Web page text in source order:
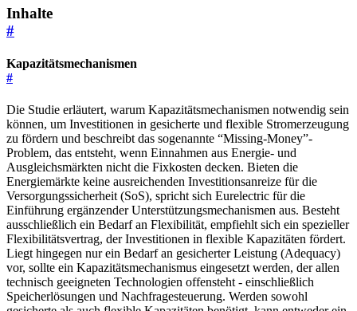
Inhalte
#
Kapazitätsmechanismen
#
Die Studie erläutert, warum Kapazitätsmechanismen notwendig sein
können, um Investitionen in gesicherte und flexible Stromerzeugung
zu fördern und beschreibt das sogenannte “Missing-Money”-
Problem, das entsteht, wenn Einnahmen aus Energie- und
Ausgleichsmärkten nicht die Fixkosten decken. Bieten die
Energiemärkte keine ausreichenden Investitionsanreize für die
Versorgungssicherheit (SoS), spricht sich Eurelectric für die
Einführung ergänzender Unterstützungsmechanismen aus. Besteht
ausschließlich ein Bedarf an Flexibilität, empfiehlt sich ein spezieller
Flexibilitätsvertrag, der Investitionen in flexible Kapazitäten fördert.
Liegt hingegen nur ein Bedarf an gesicherter Leistung (Adequacy)
vor, sollte ein Kapazitätsmechanismus eingesetzt werden, der allen
technisch geeigneten Technologien offensteht - einschließlich
Speicherlösungen und Nachfragesteuerung. Werden sowohl